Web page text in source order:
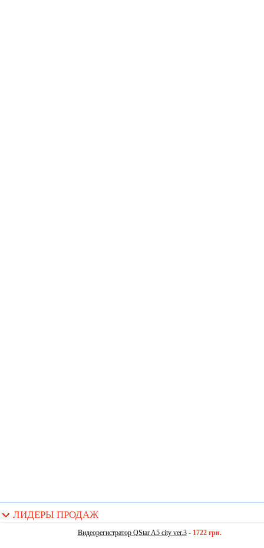
ЛИДЕРЫ ПРОДАЖ
Видеорегистратор QStar A5 city ver.3- 1722 грн.